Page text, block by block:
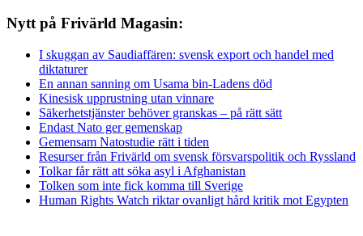
Nytt på Frivärld Magasin:
I skuggan av Saudiaffären: svensk export och handel med
diktaturer
En annan sanning om Usama bin-Ladens död
Kinesisk upprustning utan vinnare
Säkerhetstjänster behöver granskas – på rätt sätt
Endast Nato ger gemenskap
Gemensam Natostudie rätt i tiden
Resurser från Frivärld om svensk försvarspolitik och Ryssland
Tolkar får rätt att söka asyl i Afghanistan
Tolken som inte fick komma till Sverige
Human Rights Watch riktar ovanligt hård kritik mot Egypten